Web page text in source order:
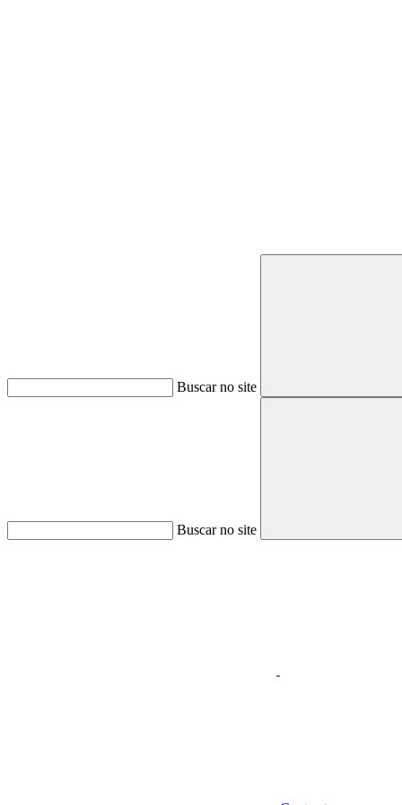
Buscar no site
Buscar no site